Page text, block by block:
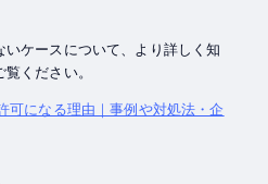
ケースについて、より詳しく知
ください。
可になる理由｜事例や対処法・企